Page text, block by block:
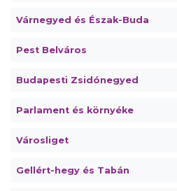
Várnegyed és Észak-Buda
Pest Belváros
Budapesti Zsidónegyed
Parlament és környéke
Városliget
Gellért-hegy és Tabán